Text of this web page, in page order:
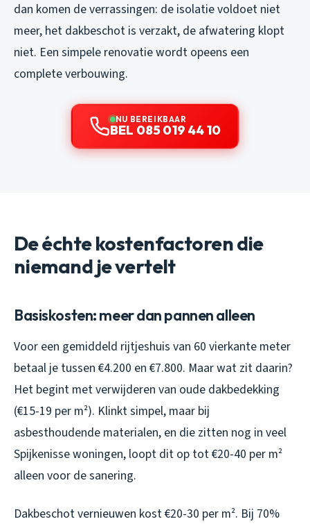
dan komen de verrassingen: de isolatie voldoet niet
meer, het dakbeschot is verzakt, de afwatering klopt
niet. Een simpele renovatie wordt opeens een
complete verbouwing.
NU BEREIKBAAR
BEL 085 019 44 10
De échte kostenfactoren die
niemand je vertelt
Basiskosten: meer dan pannen alleen
Voor een gemiddeld rijtjeshuis van 60 vierkante meter
betaal je tussen €4.200 en €7.800. Maar wat zit daarin?
Het begint met verwijderen van oude dakbedekking
(€15-19 per m²). Klinkt simpel, maar bij
asbesthoudende materialen, en die zitten nog in veel
Spijkenisse woningen, loopt dit op tot €20-40 per m²
alleen voor de sanering.
Dakbeschot vernieuwen kost €20-30 per m². Bij 70%